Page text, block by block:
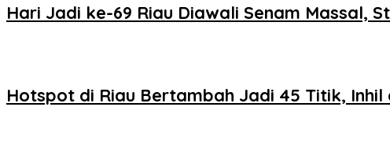
Hari Jadi ke-69 Riau Diawali Senam Massal,
Hotspot di Riau Bertambah Jadi 45 Titik, Inhil